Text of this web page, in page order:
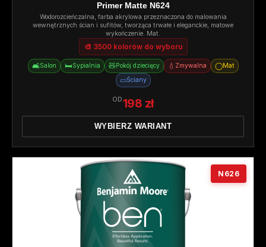
Primer Matte N624
Wodorozcieńczalna, farba akrylowa przeznaczona do malowania
wewnętrznych ścian i sufitów, tworząca trwałe i eleganckie, matowe
wykończenie. Mat.
🎨 3500 kolorów do wyboru
🛋️Salon 🛏️Sypialnia 🧸Pokój dziecięcy 💧 Zmywalna ◯Mat
▭Ściany
OD198 zł
WYBIERZ WARIANT
N626